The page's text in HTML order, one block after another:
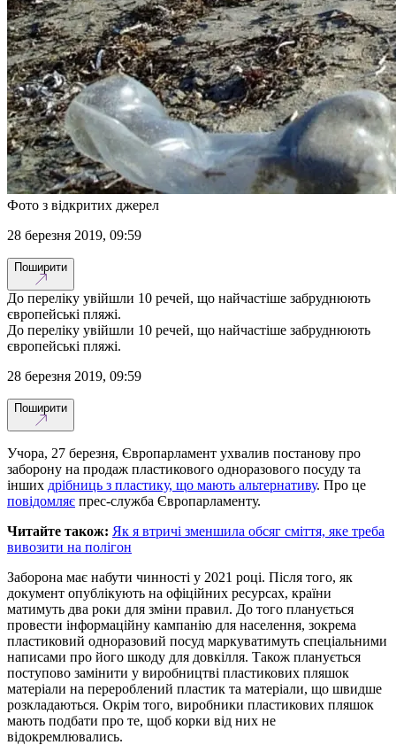
Фото з відкритих джерел
28 березня 2019, 09:59
Поширити
До переліку увійшли 10 речей, що найчастіше забруднюють
європейські пляжі.
До переліку увійшли 10 речей, що найчастіше забруднюють
європейські пляжі.
28 березня 2019, 09:59
Поширити
Учора, 27 березня, Європарламент ухвалив постанову про
заборону на продаж пластикового одноразового посуду та
інших дрібниць з пластику, що мають альтернативу. Про це
повідомляє прес-служба Європарламенту.
Читайте також: Як я втричі зменшила обсяг сміття, яке треба
вивозити на полігон
Заборона має набути чинності у 2021 році. Після того, як
документ опублікують на офіційних ресурсах, країни
матимуть два роки для зміни правил. До того планується
провести інформаційну кампанію для населення, зокрема
пластиковий одноразовий посуд маркуватимуть спеціальними
написами про його шкоду для довкілля. Також планується
поступово замінити у виробництві пластикових пляшок
матеріали на перероблений пластик та матеріали, що швидше
розкладаються. Окрім того, виробники пластикових пляшок
мають подбати про те, щоб корки від них не
відокремлювались.